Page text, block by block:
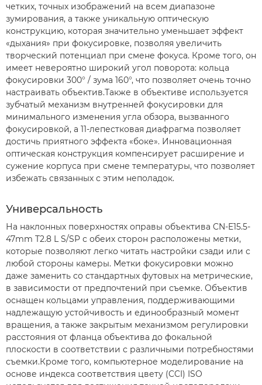
четких, точных изображений на всем диапазоне
зумирования, а также уникальную оптическую
конструкцию, которая значительно уменьшает эффект
«дыхания» при фокусировке, позволяя увеличить
творческий потенциал при смене фокуса. Кроме того, он
имеет невероятно широкий угол поворота: кольца
фокусировки 300° / зума 160°, что позволяет очень точно
настраивать объектив.Также в объективе используется
зубчатый механизм внутренней фокусировки для
минимального изменения угла обзора, вызванного
фокусировкой, а 11-лепестковая диафрагма позволяет
достичь приятного эффекта «боке». Инновационная
оптическая конструкция компенсирует расширение и
сужение корпуса при смене температуры, что позволяет
избежать связанных с этим неполадок.
Универсальность
На наклонных поверхностях оправы объектива CN-E15.5-
47mm T2.8 L S/SP с обеих сторон расположены метки,
которые позволяют легко читать настройки сзади или с
любой стороны камеры. Метки фокусировки можно
даже заменить со стандартных футовых на метрические,
в зависимости от предпочтений при съемке. Объектив
оснащен кольцами управления, поддерживающими
надлежащую устойчивость и единообразный момент
вращения, а также закрытым механизмом регулировки
расстояния от фланца объектива до фокальной
плоскости в соответствии с различными потребностями
съемки.Кроме того, компьютерное моделирование на
основе индекса соответствия цвету (CCI) ISO